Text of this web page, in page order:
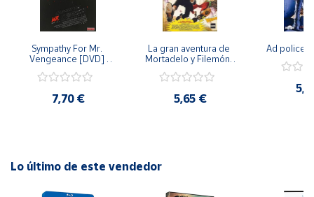
Península
Baleares
Sympathy For Mr.
Vengeance [DVD]
7,70 €
La gran aventura de
Mortadelo y Filemón/
[dvd] [2003]
5,65 €
Ad police
Lo último de este vendedor